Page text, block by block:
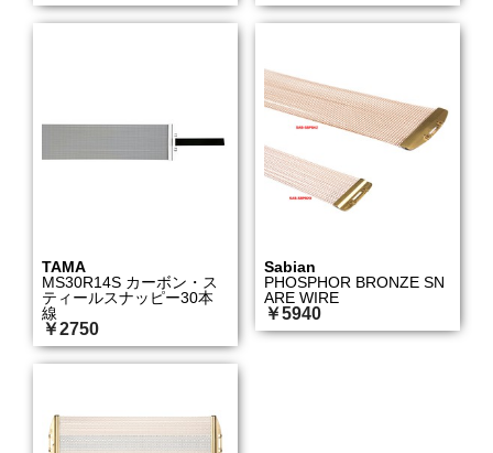
TAMA
MS30R14S カーボン・ス
ティールスナッピー30本
線
￥2750
Sabian
PHOSPHOR BRONZE SN
ARE WIRE
￥5940